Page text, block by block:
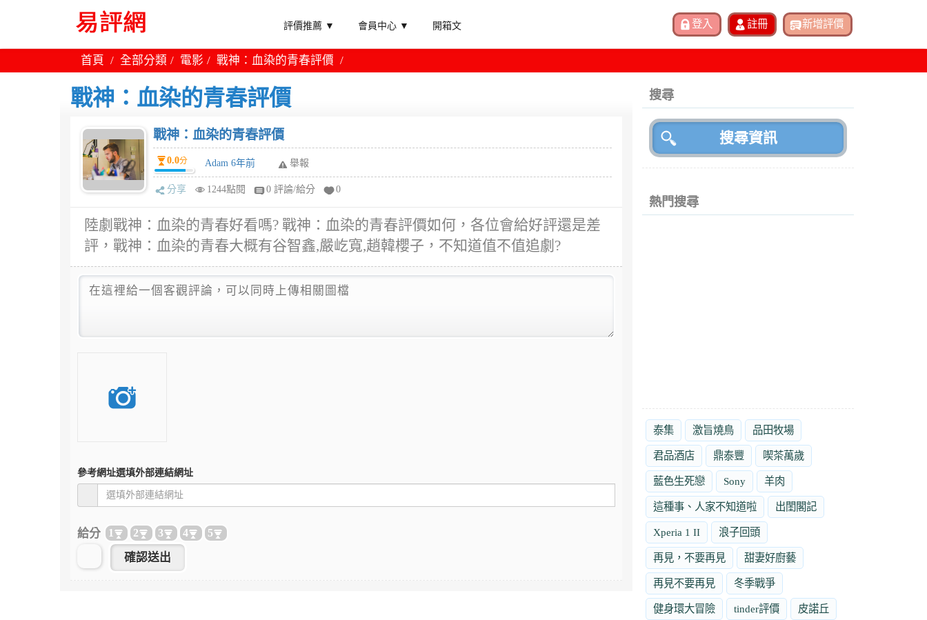
評價推薦 ▼ 會員中心 ▼ 開箱文
首頁 全部分類 電影 戰神：血染的青春評價
戰神：血染的青春評價
戰神：血染的青春評價
0.0分 Adam 6年前 舉報
分享 1244點閱 0 評論/給分 0
陸劇戰神：血染的青春好看嗎? 戰神：血染的青春評價如何，各位會給好評還是差
評，戰神：血染的青春大概有谷智鑫,嚴屹寬,趙韓櫻子，不知道值不值追劇?
參考網址選填外部連結網址
給分 1 2 3 4 5
搜尋
熱門搜尋
泰集 激旨燒鳥 品田牧場
君品酒店 鼎泰豐 喫茶萬歲
藍色生死戀 Sony 羊肉
這種事、人家不知道啦 出閨閣記
Xperia 1 II 浪子回頭
再見，不要再見 甜妻好廚藝
再見不要再見 冬季戰爭
健身環大冒險 tinder評價 皮諾丘